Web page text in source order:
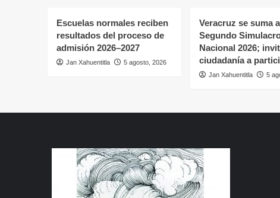
Escuelas normales reciben
resultados del proceso de
admisión 2026–2027
Jan Xahuentitla 5 agosto, 2026
Veracruz se suma
Segundo
Nacional 2026;
ciudadanía a
Jan Xahuentitla 5